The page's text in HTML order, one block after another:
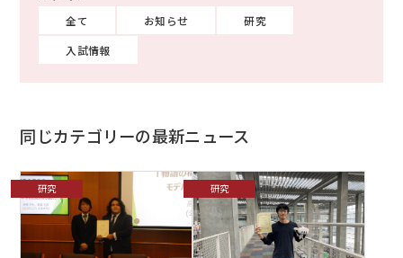
全て お知らせ
研究
入試情報
同じカテゴリーの最新ニュース
研究 研究